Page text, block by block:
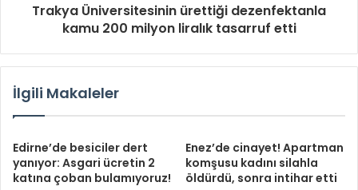
Trakya Üniversitesinin ürettiği dezenfektanla
kamu 200 milyon liralık tasarruf etti
İlgili Makaleler
Edirne’de besiciler dert
yanıyor: Asgari ücretin 2
katına çoban bulamıyoruz!
Enez’de cinayet! Apartman
komşusu kadını silahla
öldürdü, sonra intihar etti